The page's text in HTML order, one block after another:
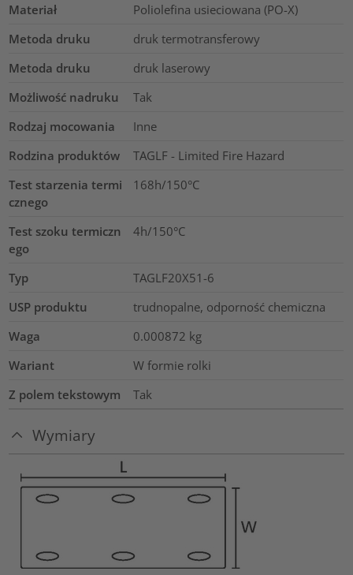
Materiał
Poliolefina usieciowana (PO-X)
Metoda druku
druk termotransferowy
Metoda druku
druk laserowy
Możliwość nadruku
Tak
Rodzaj mocowania
Inne
Rodzina produktów
TAGLF - Limited Fire Hazard
Test starzenia termi
cznego
168h/150°C
Test szoku termiczn
ego
4h/150°C
Typ
TAGLF20X51-6
USP produktu
trudnopalne, odporność chemiczna
Waga
0.000872 kg
Wariant
W formie rolki
Z polem tekstowym
Tak
Wymiary